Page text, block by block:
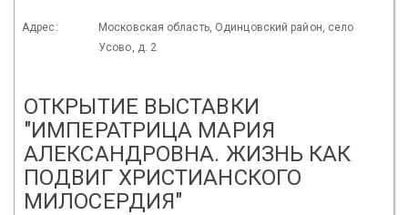
Адрес:
Московская область, Одинцовский район, село
Усово, д. 2
ОТКРЫТИЕ ВЫСТАВКИ
"ИМПЕРАТРИЦА МАРИЯ
АЛЕКСАНДРОВНА. ЖИЗНЬ КАК
ПОДВИГ ХРИСТИАНСКОГО
МИЛОСЕРДИЯ"